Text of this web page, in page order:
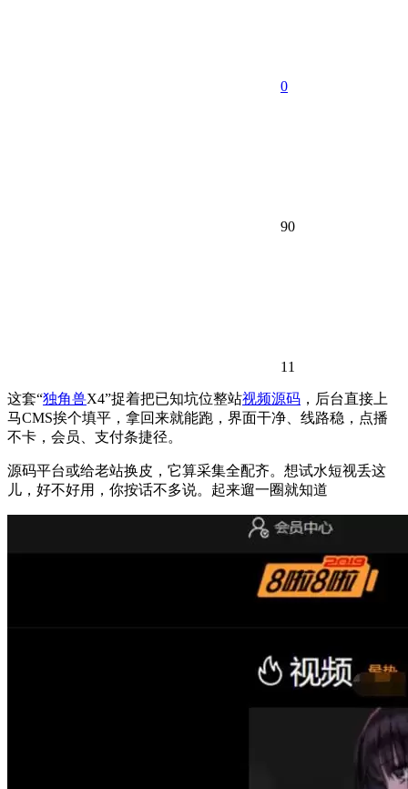
0
90
11
这套“独角兽X4”捉着把已知坑位整站视频源码 ，后台直接上
马CMS挨个填平，拿回来就能跑，界面干净、线路稳，点播
不卡，会员、支付条捷径。
源码平台或给老站换皮，它算采集全配齐。想试水短视丢这
儿，好不好用，你按话不多说。起来遛一圈就知道